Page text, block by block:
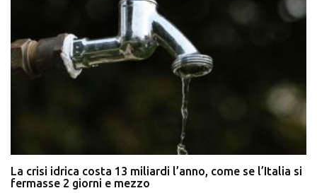
La crisi idrica costa 13 miliardi l’anno, come se l’Italia si
fermasse 2 giorni e mezzo